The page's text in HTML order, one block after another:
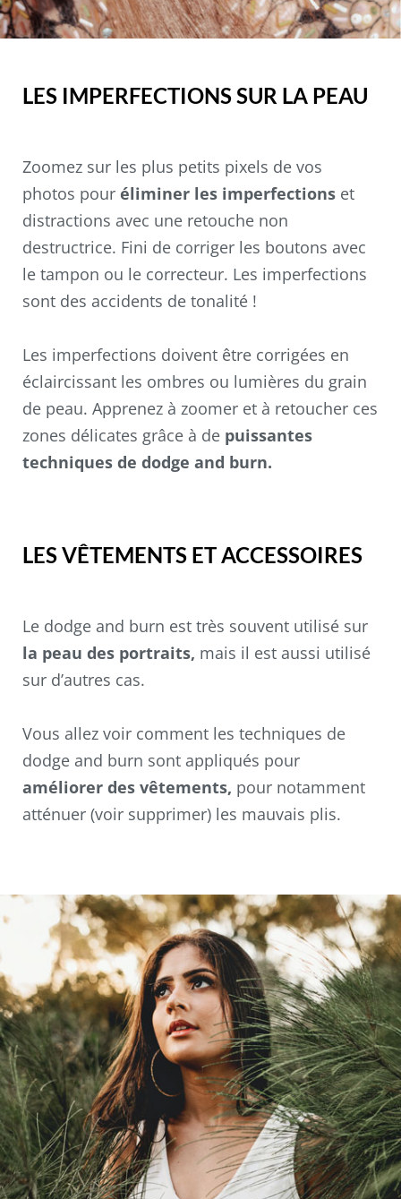
LES IMPERFECTIONS SUR LA PEAU
Zoomez sur les plus petits pixels de vos
photos pour éliminer les imperfections et
distractions avec une retouche non
destructrice. Fini de corriger les boutons avec
le tampon ou le correcteur. Les imperfections
sont des accidents de tonalité !
Les imperfections doivent être corrigées en
éclaircissant les ombres ou lumières du grain
de peau. Apprenez à zoomer et à retoucher ces
zones délicates grâce à de puissantes
techniques de dodge and burn.
LES VÊTEMENTS ET ACCESSOIRES
Le dodge and burn est très souvent utilisé sur
la peau des portraits, mais il est aussi utilisé
sur d’autres cas.
Vous allez voir comment les techniques de
dodge and burn sont appliqués pour
améliorer des vêtements, pour notamment
atténuer (voir supprimer) les mauvais plis.